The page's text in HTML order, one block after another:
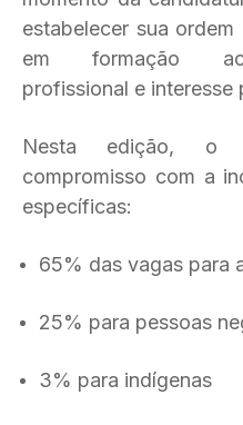
estabelecer sua
em formação
profissional e interesse
Nesta edição, o
compromisso com a
específicas:
65% das vagas para
25% para pessoas
3% para indígenas